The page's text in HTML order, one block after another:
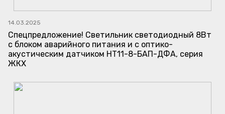
14.03.2025
Спецпредложение! Светильник светодиодный 8Вт
с блоком аварийного питания и с оптико-
акустическим датчиком НТ11-8-БАП-ДФА, серия
ЖКХ